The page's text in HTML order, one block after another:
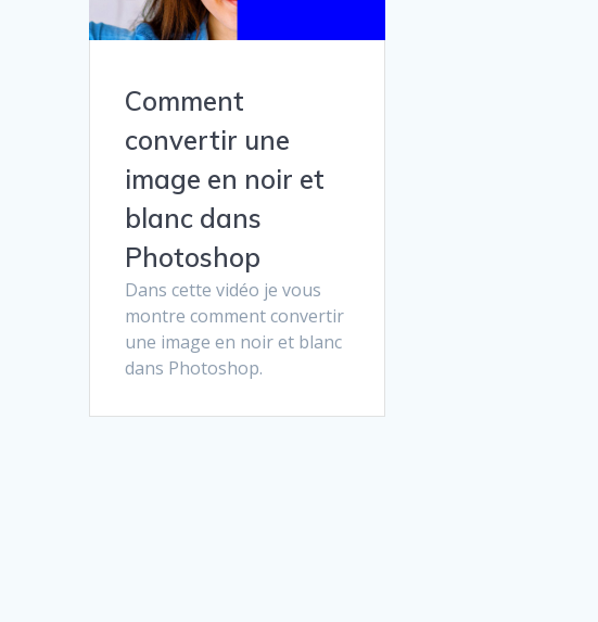
Comment
convertir une
image en noir et
blanc dans
Photoshop
Dans cette vidéo je vous
montre comment convertir
une image en noir et blanc
dans Photoshop.